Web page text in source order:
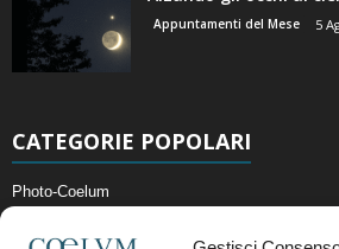
Appuntamenti del Mese 5
CATEGORIE POPOLARI
Photo-Coelum